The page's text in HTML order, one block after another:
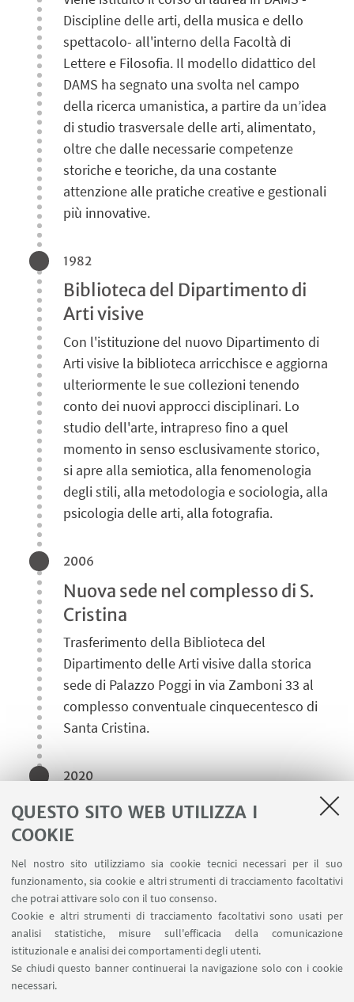
QUESTO SITO WEB UTILIZZA I
COOKIE
Nel nostro sito utilizziamo sia cookie tecnici necessari per il suo
funzionamento, sia cookie e altri strumenti di tracciamento facoltativi
che potrai attivare solo con il tuo consenso.
Cookie e altri strumenti di tracciamento facoltativi sono usati per
analisi statistiche, misure sull'efficacia della comunicazione
istituzionale e analisi dei comportamenti degli utenti.
Se chiudi questo banner continuerai la navigazione solo con i cookie
necessari.
Discipline delle arti, della musica e dello
spettacolo- all'interno della Facoltà di
Lettere e Filosofia. Il modello didattico del
DAMS ha segnato una svolta nel campo
della ricerca umanistica, a partire da un’idea
di studio trasversale delle arti, alimentato,
oltre che dalle necessarie competenze
storiche e teoriche, da una costante
attenzione alle pratiche creative e gestionali
più innovative.
1982
Biblioteca del Dipartimento di
Arti visive
Con l'istituzione del nuovo Dipartimento di
Arti visive la biblioteca arricchisce e aggiorna
ulteriormente le sue collezioni tenendo
conto dei nuovi approcci disciplinari. Lo
studio dell'arte, intrapreso fino a quel
momento in senso esclusivamente storico,
si apre alla semiotica, alla fenomenologia
degli stili, alla metodologia e sociologia, alla
psicologia delle arti, alla fotografia.
2006
Nuova sede nel complesso di S.
Cristina
Trasferimento della Biblioteca del
Dipartimento delle Arti visive dalla storica
sede di Palazzo Poggi in via Zamboni 33 al
complesso conventuale cinquecentesco di
Santa Cristina.
2020
Biblioteca delle Arti
Nel 2020 La Biblioteca delle Arti viene
centralizzata e dal 2023 afferisce all'Area
Patrimonio Culturale (ARPAC). La sezione di
Arti visive "I. B. Supino", insieme alla sezione
di Musica e Spettacolo, pur mantenendo
spazi e identità proprie, promuove e
incrementa la raccolta documentale sui temi